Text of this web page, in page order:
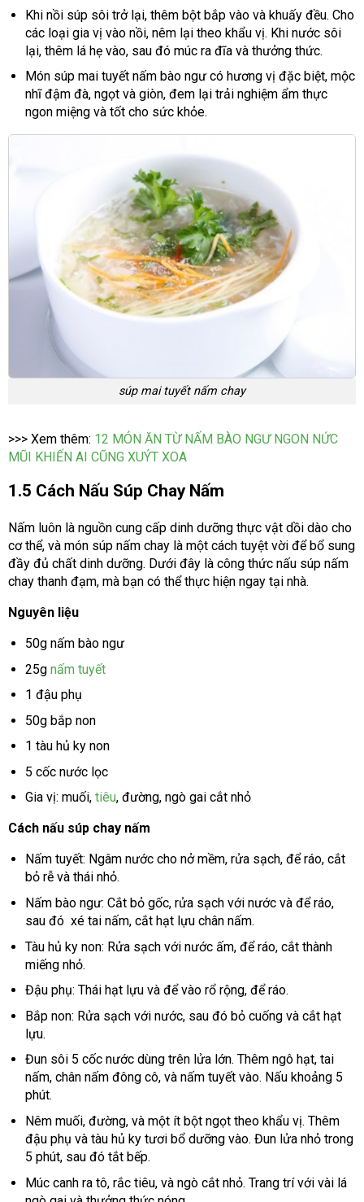
Khi nồi súp sôi trở lại, thêm bột bắp vào và khuấy đều. Cho
các loại gia vị vào nồi, nêm lại theo khẩu vị. Khi nước sôi
lại, thêm lá hẹ vào, sau đó múc ra đĩa và thưởng thức.
Món súp mai tuyết nấm bào ngư có hương vị đặc biệt, mộc
nhĩ đậm đà, ngọt và giòn, đem lại trải nghiệm ẩm thực
ngon miệng và tốt cho sức khỏe.
súp mai tuyết nấm chay
>>> Xem thêm: 12 MÓN ĂN TỪ NẤM BÀO NGƯ NGON NỨC
MŨI KHIẾN AI CŨNG XUÝT XOA
1.5 Cách Nấu Súp Chay Nấm
Nấm luôn là nguồn cung cấp dinh dưỡng thực vật dồi dào cho
cơ thể, và món súp nấm chay là một cách tuyệt vời để bổ sung
đầy đủ chất dinh dưỡng. Dưới đây là công thức nấu súp nấm
chay thanh đạm, mà bạn có thể thực hiện ngay tại nhà.
Nguyên liệu
50g nấm bào ngư
25g nấm tuyết
1 đậu phụ
50g bắp non
1 tàu hủ ky non
5 cốc nước lọc
Gia vị: muối, tiêu, đường, ngò gai cắt nhỏ
Cách nấu súp chay nấm
Nấm tuyết: Ngâm nước cho nở mềm, rửa sạch, để ráo, cắt
bỏ rễ và thái nhỏ.
Nấm bào ngư: Cắt bỏ gốc, rửa sạch với nước và để ráo,
sau đó xé tai nấm, cắt hạt lựu chân nấm.
Tàu hủ ky non: Rửa sạch với nước ấm, để ráo, cắt thành
miếng nhỏ.
Đậu phụ: Thái hạt lựu và để vào rổ rộng, để ráo.
Bắp non: Rửa sạch với nước, sau đó bỏ cuống và cắt hạt
lựu.
Đun sôi 5 cốc nước dùng trên lửa lớn. Thêm ngô hạt, tai
nấm, chân nấm đông cô, và nấm tuyết vào. Nấu khoảng 5
phút.
Nêm muối, đường, và một ít bột ngọt theo khẩu vị. Thêm
đậu phụ và tàu hủ ky tươi bổ dưỡng vào. Đun lửa nhỏ trong
5 phút, sau đó tắt bếp.
Múc canh ra tô, rắc tiêu, và ngò cắt nhỏ. Trang trí với vài lá